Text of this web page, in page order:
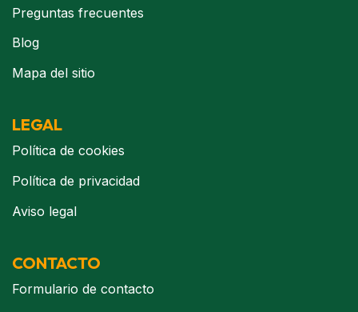
Preguntas frecuentes
Blog
Mapa del sitio
LEGAL
Política de cookies
Política de privacidad
Aviso legal
CONTACTO
Formulario de contacto